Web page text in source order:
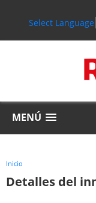
Select Language
MENÚ
Inicio
Detalles del